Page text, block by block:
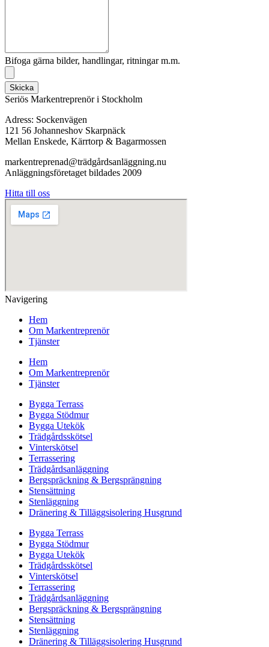
Bifoga gärna bilder, handlingar, ritningar m.m.
Skicka
Seriös Markentreprenör i Stockholm
Adress: Sockenvägen
121 56 Johanneshov Skarpnäck
Mellan Enskede, Kärrtorp & Bagarmossen
markentreprenad@trädgårdsanläggning.nu
Anläggningsföretaget bildades 2009
Hitta till oss
Navigering
Hem
Om Markentreprenör
Tjänster
Hem
Om Markentreprenör
Tjänster
Bygga Terrass
Bygga Stödmur
Bygga Utekök
Trädgårdsskötsel
Vinterskötsel
Terrassering
Trädgårdsanläggning
Bergspräckning & Bergsprängning
Stensättning
Stenläggning
Dränering & Tilläggsisolering Husgrund
Bygga Terrass
Bygga Stödmur
Bygga Utekök
Trädgårdsskötsel
Vinterskötsel
Terrassering
Trädgårdsanläggning
Bergspräckning & Bergsprängning
Stensättning
Stenläggning
Dränering & Tilläggsisolering Husgrund